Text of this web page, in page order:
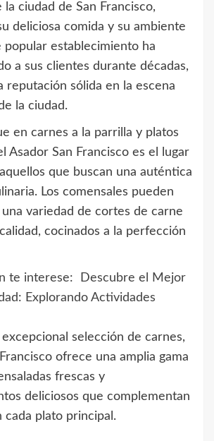
ciudad de San Francisco,
deliciosa comida y su ambiente
popular establecimiento ha
a sus clientes durante décadas,
reputación sólida en la escena
la ciudad.
en carnes a la parrilla y platos
Asador San Francisco es el lugar
que buscan una auténtica
Los comensales pueden
variedad de cortes de carne
cocinados a la perfección
te interese:
Descubre el Mejor
Explorando Actividades
selección de carnes,
ofrece una amplia gama
frescas y
deliciosos que complementan
cada plato principal.